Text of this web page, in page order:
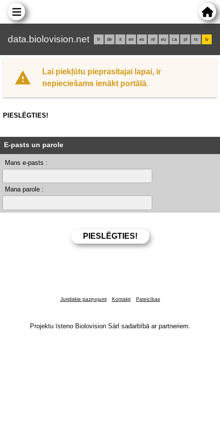
data.biolovision.net fr de it en es nl eu ca pl rs lv
Lai piekļūtu pieprasītajai lapai, ir
nepieciešams ienākt portālā.
PIESLĒGTIES!
E-pasts un parole
Mans e-pasts :
Mana parole :
Juridiskie paziņojumi Kontakti Pateicības
Projektu īsteno Biolovision Sàrl sadarbībā ar partneriem.